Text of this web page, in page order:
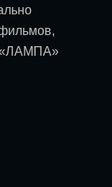
«ЛАМПА»